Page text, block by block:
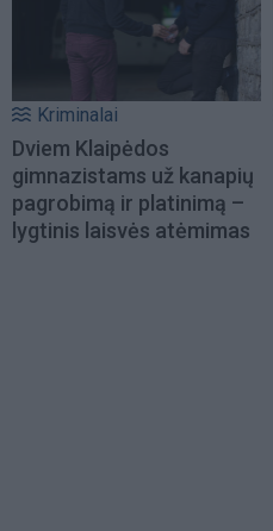
Kriminalai
Dviem Klaipėdos
gimnazistams už kanapių
pagrobimą ir platinimą –
lygtinis laisvės atėmimas